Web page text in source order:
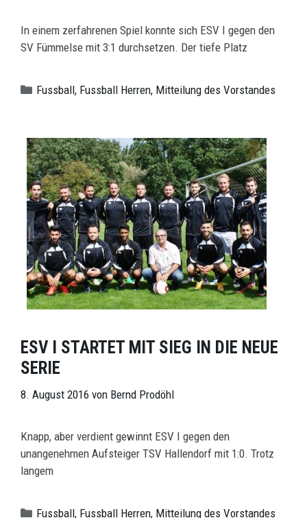
In einem zerfahrenen Spiel konnte sich ESV I gegen den
SV Fümmelse mit 3:1 durchsetzen. Der tiefe Platz
Kategorien
Fussball, Fussball Herren, Mitteilung des Vorstandes
ESV I STARTET MIT SIEG IN DIE NEUE
SERIE
8. August 2016 von Bernd Prodöhl
Knapp, aber verdient gewinnt ESV I gegen den
unangenehmen Aufsteiger TSV Hallendorf mit 1:0. Trotz
langem
Kategorien
Fussball, Fussball Herren, Mitteilung des Vorstandes